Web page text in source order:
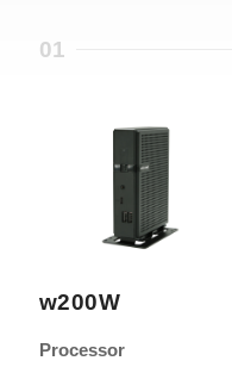
01
w200W
Processor